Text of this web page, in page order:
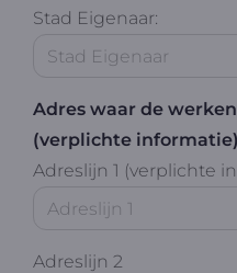
Stad Eigenaar:
Adres waar de
(verplichte
Adreslijn 1 (verplichte
Adreslijn 2